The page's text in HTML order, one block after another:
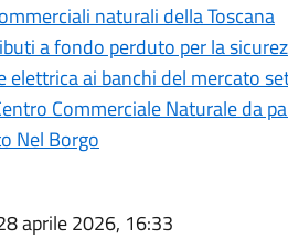
naturali della Toscana
a fondo perduto per la
ai banchi del mercato
Commerciale Naturale da
Nel Borgo
aprile 2026, 16:33